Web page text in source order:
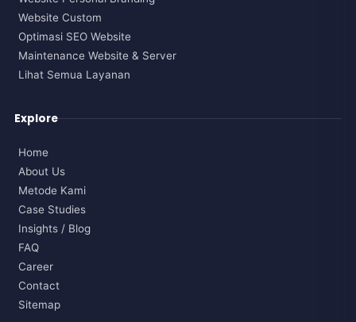
Website Custom
Optimasi SEO Website
Maintenance Website & Server
Lihat Semua Layanan
Explore
Home
About Us
Metode Kami
Case Studies
Insights / Blog
FAQ
Career
Contact
Sitemap